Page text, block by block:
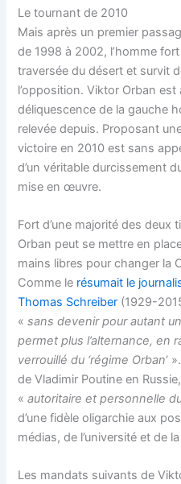
Le tournant de 2010
Mais après un premier
de 1998 à 2002, l’homme
traversée du désert et survit
l’opposition. Viktor Orban est
déliquescence de la gauche
relevée depuis. Proposant
victoire en 2010 est sans
d’un véritable durcissement
mise en œuvre.
Fort d’une majorité des deux
Orban peut se mettre en
mains libres pour changer la
Comme le résumait le
Thomas Schreiber (1929-
«sans devenir pour autant
permet plus l’alternance, en
verrouillé du ‘régime Orban‘
de Vladimir Poutine en
«autoritaire et personnelle
d’une fidèle oligarchie aux
médias, de l’université et de
Les mandats suivants de